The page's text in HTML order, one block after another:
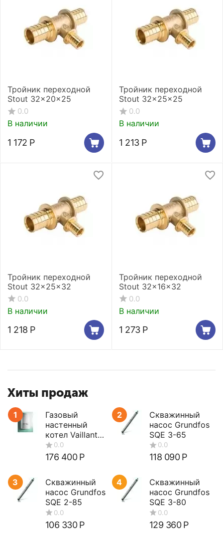
Тройник переходной
Stout 32x20x25
0.0
В наличии
1 172 Р
Тройник переходной
Stout 32x25x25
0.0
В наличии
1 213 Р
Тройник переходной
Stout 32x25x32
0.0
В наличии
1 218 Р
Тройник переходной
Stout 32x16x32
0.0
В наличии
1 273 Р
Хиты продаж
1
Газовый
настенный
котел Vaillant
turboTEC plus
VUW 362/5-5
176 400 Р
2
Скважинный
насос Grundfos
SQE 3-65
118 090 Р
3
Скважинный
насос Grundfos
SQE 2-85
106 330 Р
4
Скважинный
насос Grundfos
SQE 3-80
129 360 Р